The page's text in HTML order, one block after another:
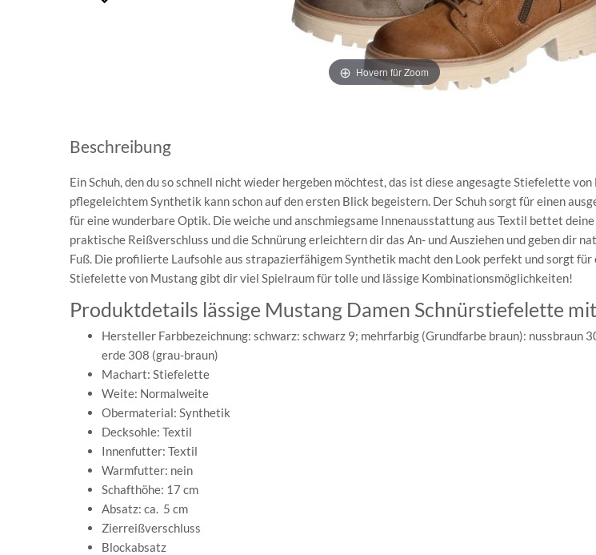
Hovern für Zoom
Beschreibung
Ein Schuh, den du so schnell nicht wieder hergeben möchtest, das ist diese angesagte Stiefelette
pflegeleichtem Synthetik kann schon auf den ersten Blick begeistern. Der Schuh sorgt für einen
für eine wunderbare Optik. Die weiche und anschmiegsame Innenausstattung aus Textil bettet
praktische Reißverschluss und die Schnürung erleichtern dir das An- und Ausziehen und geben dir
Fuß. Die profilierte Laufsohle aus strapazierfähigem Synthetik macht den Look perfekt und sorgt
Stiefelette von Mustang gibt dir viel Spielraum für tolle und lässige Kombinationsmöglichkeiten!
Produktdetails lässige Mustang Damen Schnürstiefelette
Hersteller Farbbezeichnung: schwarz: schwarz 9; mehrfarbig (Grundfarbe braun): nussbraun
erde 308 (grau-braun)
Machart: Stiefelette
Weite: Normalweite
Obermaterial: Synthetik
Decksohle: Textil
Innenfutter: Textil
Warmfutter: nein
Schafthöhe: 17 cm
Absatz: ca. 5 cm
Zierreißverschluss
Blockabsatz